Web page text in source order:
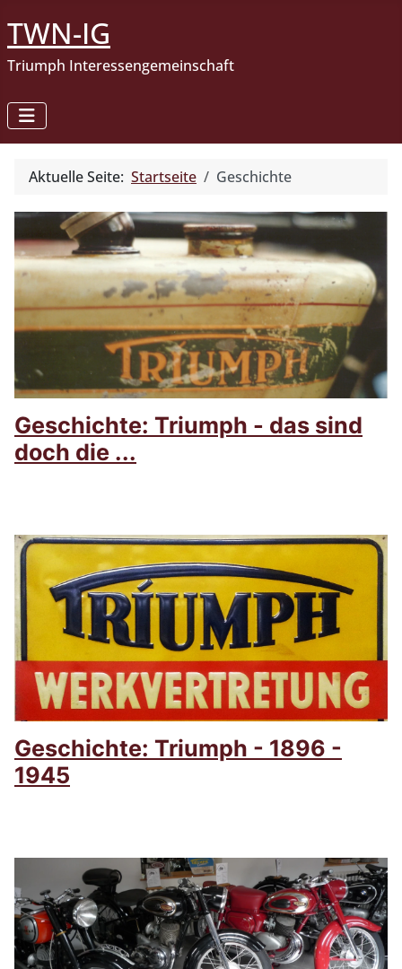
TWN-IG
Triumph Interessengemeinschaft
Aktuelle Seite: Startseite Geschichte
Geschichte: Triumph - das sind
doch die ...
Geschichte: Triumph - 1896 -
1945